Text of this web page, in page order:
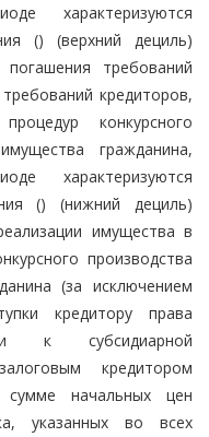
характеризуются
() (верхний дециль)
требований
кредиторов,
конкурсного
гражданина,
характеризуются
() (нижний дециль)
имущества в
производства
(за исключением
кредитору права
к субсидиарной
кредитором
начальных цен
указанных во всех